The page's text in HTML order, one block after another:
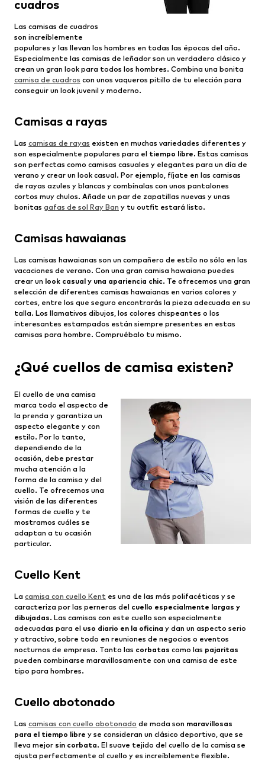
cuadros
Las camisas de cuadros
son increíblemente
populares y las llevan los hombres en todas las épocas del año.
Especialmente las camisas de leñador son un verdadero clásico y
crean un gran look para todos los hombres. Combina una bonita
camisa de cuadros con unos vaqueros pitillo de tu elección para
conseguir un look juvenil y moderno.
Camisas a rayas
Las camisas de rayas existen en muchas variedades diferentes y
son especialmente populares para el tiempo libre. Estas camisas
son perfectas como camisas casuales y elegantes para un día de
verano y crear un look casual. Por ejemplo, fíjate en las camisas
de rayas azules y blancas y combínalas con unos pantalones
cortos muy chulos. Añade un par de zapatillas nuevas y unas
bonitas gafas de sol Ray Ban y tu outfit estará listo.
Camisas hawaianas
Las camisas hawaianas son un compañero de estilo no sólo en las
vacaciones de verano. Con una gran camisa hawaiana puedes
crear un look casual y una apariencia chic. Te ofrecemos una gran
selección de diferentes camisas hawaianas en varios colores y
cortes, entre los que seguro encontrarás la pieza adecuada en su
talla. Los llamativos dibujos, los colores chispeantes o los
interesantes estampados están siempre presentes en estas
camisas para hombre. Compruébalo tu mismo.
¿Qué cuellos de camisa existen?
El cuello de una camisa
marca todo el aspecto de
la prenda y garantiza un
aspecto elegante y con
estilo. Por lo tanto,
dependiendo de la
ocasión, debe prestar
mucha atención a la
forma de la camisa y del
cuello. Te ofrecemos una
visión de las diferentes
formas de cuello y te
mostramos cuáles se
adaptan a tu ocasión
particular.
Cuello Kent
La camisa con cuello Kent es una de las más polifacéticas y se
caracteriza por las perneras del cuello especialmente largas y
dibujadas. Las camisas con este cuello son especialmente
adecuadas para el uso diario en la oficina y dan un aspecto serio
y atractivo, sobre todo en reuniones de negocios o eventos
nocturnos de empresa. Tanto las corbatas como las pajaritas
pueden combinarse maravillosamente con una camisa de este
tipo para hombres.
Cuello abotonado
Las camisas con cuello abotonado de moda son maravillosas
para el tiempo libre y se consideran un clásico deportivo, que se
lleva mejor sin corbata. El suave tejido del cuello de la camisa se
ajusta perfectamente al cuello y es increíblemente flexible.